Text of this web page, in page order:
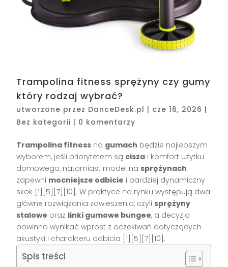
Trampolina fitness sprężyny czy gumy
który rodzaj wybrać?
utworzone przez DanceDesk.pl | cze 16, 2026 |
Bez kategorii | 0 komentarzy
Trampolina fitness na gumach będzie najlepszym
wyborem, jeśli priorytetem są cisza i komfort użytku
domowego, natomiast model na sprężynach
zapewni mocniejsze odbicie i bardziej dynamiczny
skok [1][5][7][10]. W praktyce na rynku występują dwa
główne rozwiązania zawieszenia, czyli sprężyny
stalowe oraz linki gumowe bungee, a decyzja
powinna wynikać wprost z oczekiwań dotyczących
akustyki i charakteru odbicia [1][5][7][10].
Spis treści